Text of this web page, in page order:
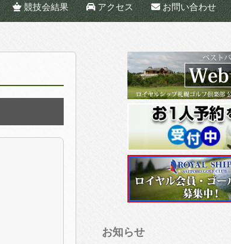
競技会結果 アクセス お問い合わせ
お知らせ